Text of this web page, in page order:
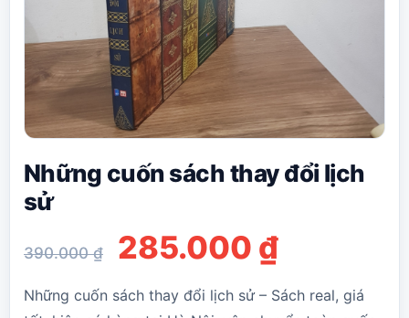
Những cuốn sách thay đổi lịch
sử
390.000₫
Giá
gốc
285.000 ₫Giá
hiện
Những cuốn sách thay đổi lịch sử – Sách real, giá